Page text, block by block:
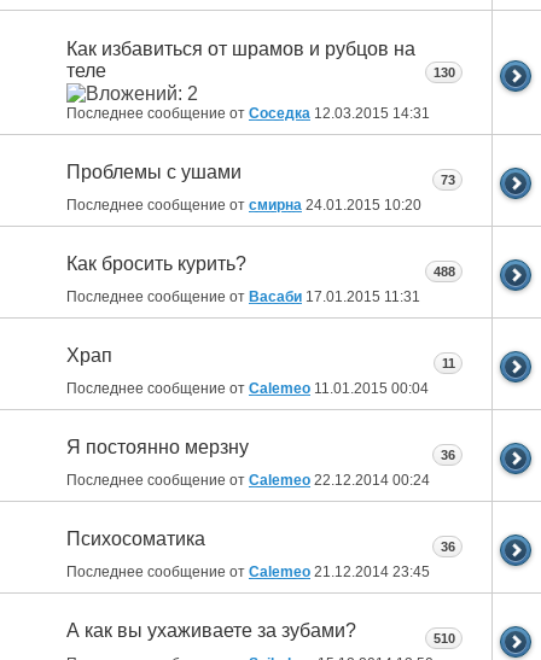
Как избавиться от шрамов и рубцов на
теле
Последнее сообщение от Соседка 12.03.2015 14:31
130
Проблемы с ушами
Последнее сообщение от смирна 24.01.2015 10:20
73
Как бросить курить?
Последнее сообщение от Васаби 17.01.2015 11:31
488
Храп
Последнее сообщение от Calemeo 11.01.2015 00:04
11
Я постоянно мерзну
Последнее сообщение от Calemeo 22.12.2014 00:24
36
Психосоматика
Последнее сообщение от Calemeo 21.12.2014 23:45
36
А как вы ухаживаете за зубами? 510